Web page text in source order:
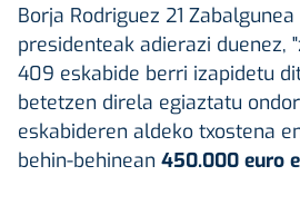
Borja Rodriguez 21
presidenteak adierazi duenez,
409 eskabide berri izapidetu
betetzen direla egiaztatu
eskabideren aldeko txostena
behin-behinean 450.000 euro